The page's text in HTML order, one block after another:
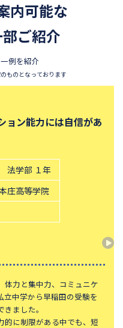
中学校
中学校
日本大学中学校
女学館中学校
電機大学中学校
大学京北中学校
学園中学校
中野中学校
戸川女子中学校
田国際中学校
内可能な
ご紹介
例を紹介
ものとなっております
ョン能力には自信があ
法学部 １年
庄高等学院
体力と集中力、コミュニケ
中学から早稲田の受験を
ました。
的に制限がある中でも、短